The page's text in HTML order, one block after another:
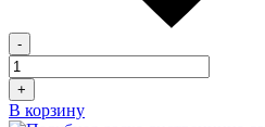
-
+
В корзину